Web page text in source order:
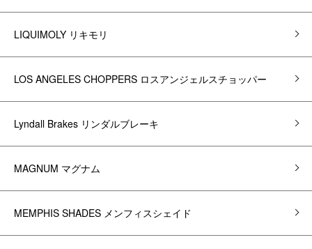
LIQUIMOLY リキモリ
LOS ANGELES CHOPPERS ロスアンジェルスチョッパー
Lyndall Brakes リンダルブレーキ
MAGNUM マグナム
MEMPHIS SHADES メンフィスシェイド